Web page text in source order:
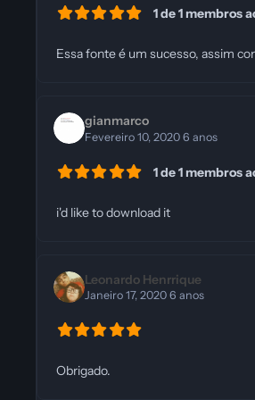
1 de 1 membros
Essa fonte é um sucesso, assim
gianmarco
Fevereiro 10, 20206 anos
1 de 1 membros
i'd like to download it
Leonardo Henrrique
Janeiro 17, 20206 anos
Obrigado.